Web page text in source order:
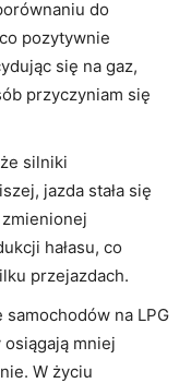
do
pozytywnie
się na‌ gaz,
przyczyniam się
silniki
jazda stała się
hałasu, co
przejazdach.
samochodów na LPG
mniej⁤
W życiu